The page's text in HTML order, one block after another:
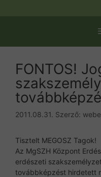
FONTOS!
2011.08.31. Szerző:
Tisztelt MEGOSZ Tagok!
Az MgSZH Központ
erdészeti
továbbképzést hirdetett